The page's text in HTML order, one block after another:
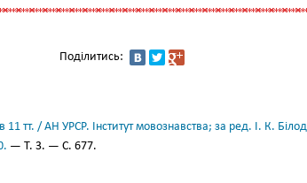
Поділитись:
11 тт. / АН УРСР. Інститут мовознавства; за ред. І. К.
— Т. 3. — С. 677.